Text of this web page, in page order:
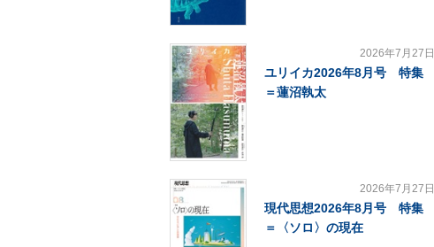
2026年7月27日
ユリイカ2026年8月号 特集
＝蓮沼執太
2026年7月27日
現代思想2026年8月号 特集
＝〈ソロ〉の現在